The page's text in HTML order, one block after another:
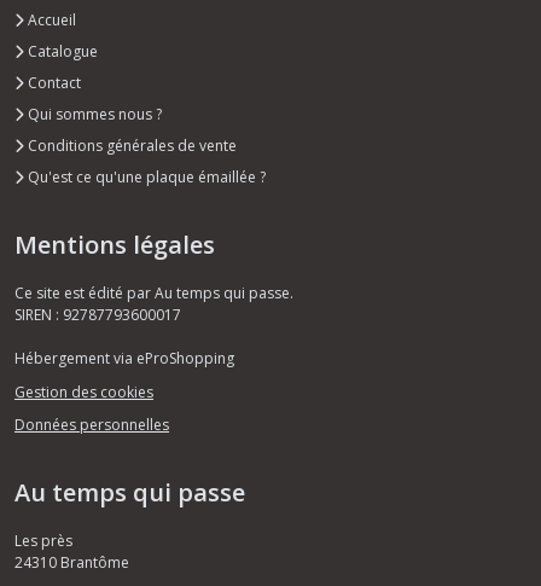
Accueil
Catalogue
Contact
Qui sommes nous ?
Conditions générales de vente
Qu'est ce qu'une plaque émaillée ?
Mentions légales
Ce site est édité par Au temps qui passe.
SIREN : 92787793600017
Hébergement via eProShopping
Gestion des cookies
Données personnelles
Au temps qui passe
Les près
24310 Brantôme